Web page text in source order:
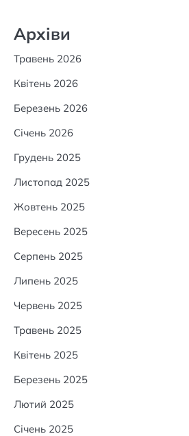
Архіви
Травень 2026
Квітень 2026
Березень 2026
Січень 2026
Грудень 2025
Листопад 2025
Жовтень 2025
Вересень 2025
Серпень 2025
Липень 2025
Червень 2025
Травень 2025
Квітень 2025
Березень 2025
Лютий 2025
Січень 2025